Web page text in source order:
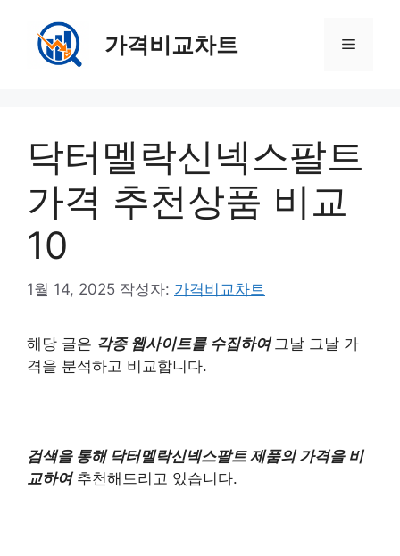
가격비교차트 메
닥터멜락신넥스팔트
가격 추천상품 비교
10
1월 14, 2025 작성자: 가격비교차트
해당 글은 각종 웹사이트를 수집하여 그날 그날 가
격을 분석하고 비교합니다.
검색을 통해 닥터멜락신넥스팔트 제품의 가격을 비
교하여추천해드리고 있습니다.